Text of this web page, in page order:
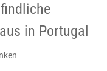
in Portugal